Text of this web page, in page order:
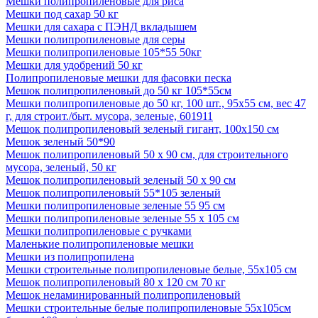
Мешки под сахар 50 кг
Мешки для сахара с ПЭНД вкладышем
Мешки полипропиленовые для серы
Мешки полипропиленовые 105*55 50кг
Мешки для удобрений 50 кг
Полипропиленовые мешки для фасовки песка
Мешок полипропиленовый до 50 кг 105*55см
Мешки полипропиленовые до 50 кг, 100 шт., 95х55 см, вес 47
г, для строит./быт. мусора, зеленые, 601911
Мешок полипропиленовый зеленый гигант, 100х150 см
Мешок зеленый 50*90
Мешок полипропиленовый 50 х 90 см, для строительного
мусора, зеленый, 50 кг
Мешок полипропиленовый зеленый 50 х 90 см
Мешок полипропиленовый 55*105 зеленый
Мешки полипропиленовые зеленые 55 95 см
Мешки полипропиленовые зеленые 55 х 105 см
Мешки полипропиленовые с ручками
Маленькие полипропиленовые мешки
Мешки из полипропилена
Мешки строительные полипропиленовые белые, 55х105 см
Мешок полипропиленовый 80 х 120 см 70 кг
Мешок неламинированный полипропиленовый
Мешки строительные белые полипропиленовые 55х105см